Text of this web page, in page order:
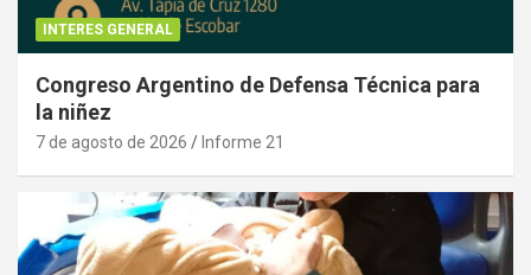
INTERES GENERAL
Congreso Argentino de Defensa Técnica para
la niñez
7 de agosto de 2026 Informe 21